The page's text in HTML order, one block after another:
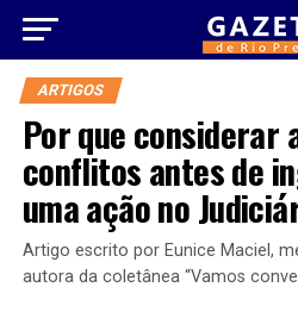
ARTIGOS
Por que considerar
conflitos antes de
uma ação no
Artigo escrito por Eunice Maciel,
autora da coletânea “Vamos